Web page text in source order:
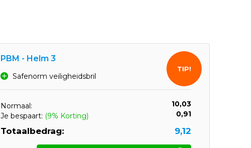
PBM - Helm 3
Safenorm veiligheidsbril
Normaal:
10,03
Je bespaart: (9% Korting) 0,91
Totaalbedrag: 9,12
TIP!